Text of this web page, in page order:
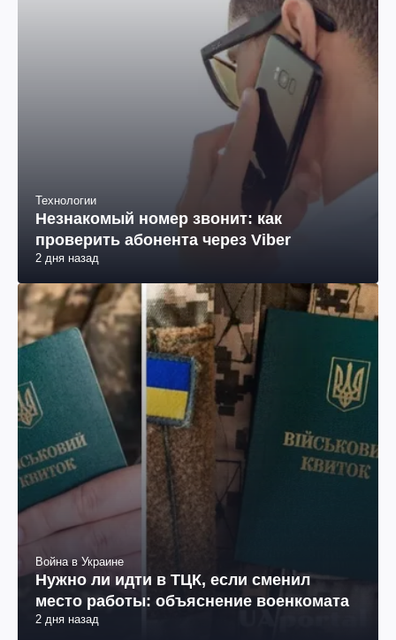
Технологии
Незнакомый номер звонит: как
проверить абонента через Viber
2 дня назад
Война в Украине
Нужно ли идти в ТЦК, если сменил
место работы: объяснение военкомата
2 дня назад